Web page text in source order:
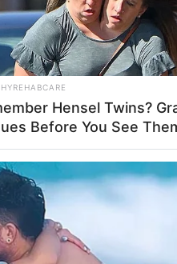
το κουμπί
Hensel Twins?
Before You See